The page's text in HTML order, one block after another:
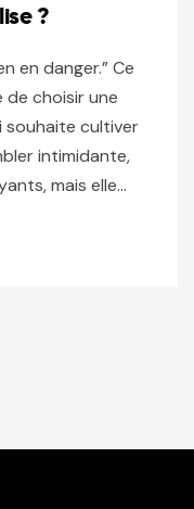
?
en danger.” Ce
de choisir une
souhaite cultiver
intimidante,
mais elle…